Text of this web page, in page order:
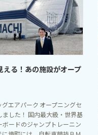
える！あの施設がオープ
グエアパーク オープニングセ
ました！ 国内最大級・世界基
ードのジャンプトレーニン